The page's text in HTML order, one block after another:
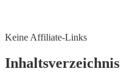
Keine Affiliate-Links
Inhaltsverzeichnis